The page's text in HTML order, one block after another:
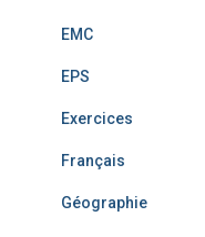
EMC
EPS
Exercices
Français
Géographie